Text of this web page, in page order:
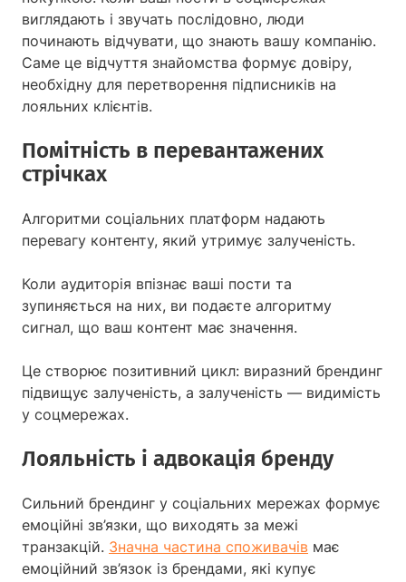
виглядають і звучать послідовно, люди
починають відчувати, що знають вашу компанію.
Саме це відчуття знайомства формує довіру,
необхідну для перетворення підписників на
лояльних клієнтів.
Помітність в перевантажених
стрічках
Алгоритми соціальних платформ надають
перевагу контенту, який утримує залученість.
Коли аудиторія впізнає ваші пости та
зупиняється на них, ви подаєте алгоритму
сигнал, що ваш контент має значення.
Це створює позитивний цикл: виразний брендинг
підвищує залученість, а залученість — видимість
у соцмережах.
Лояльність і адвокація бренду
Сильний брендинг у соціальних мережах формує
емоційні зв’язки, що виходять за межі
транзакцій. Значна частина споживачів має
емоційний зв’язок із брендами, які купує